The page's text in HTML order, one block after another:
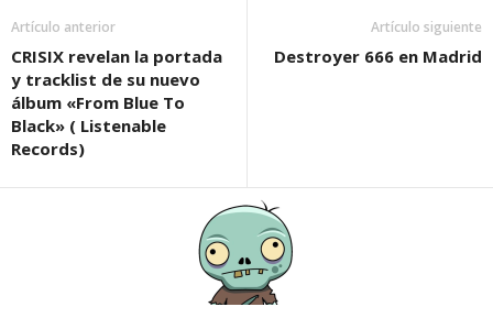
Artículo anterior
CRISIX revelan la portada
y tracklist de su nuevo
álbum «From Blue To
Black» ( Listenable
Records)
Artículo siguiente
Destroyer 666 en Madrid